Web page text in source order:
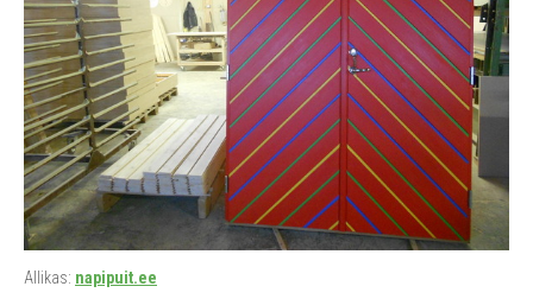
Allikas: napipuit.ee